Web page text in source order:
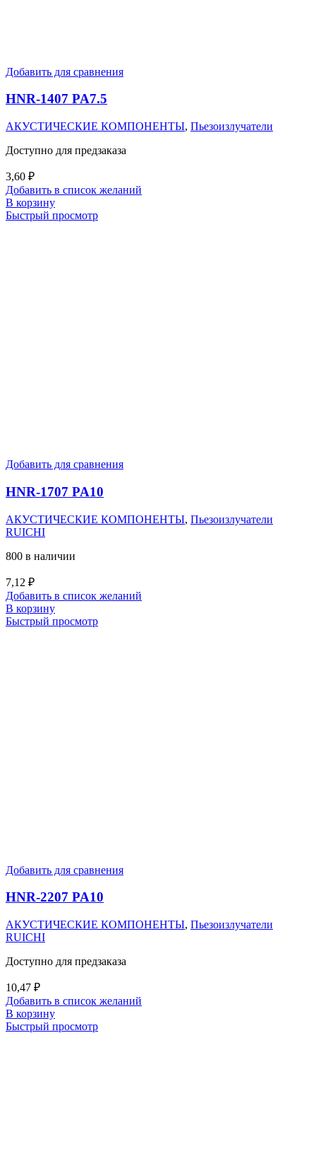
Добавить для сравнения
HNR-1407 PA7.5
АКУСТИЧЕСКИЕ КОМПОНЕНТЫ, Пьезоизлучатели
Доступно для предзаказа
3,60 ₽
Добавить в список желаний
В корзину
Быстрый просмотр
Добавить для сравнения
HNR-1707 PA10
АКУСТИЧЕСКИЕ КОМПОНЕНТЫ, Пьезоизлучатели
RUICHI
800 в наличии
7,12 ₽
Добавить в список желаний
В корзину
Быстрый просмотр
Добавить для сравнения
HNR-2207 PA10
АКУСТИЧЕСКИЕ КОМПОНЕНТЫ, Пьезоизлучатели
RUICHI
Доступно для предзаказа
10,47 ₽
Добавить в список желаний
В корзину
Быстрый просмотр